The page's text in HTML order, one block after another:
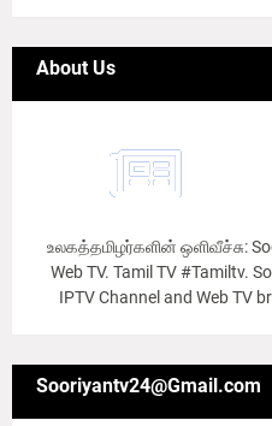
About Us
உலகத்தமிழர்களின் ஒளிவீச்சு:
Web TV. Tamil TV #Tamiltv.
IPTV Channel and Web TV
Sooriyantv24@Gmail.com